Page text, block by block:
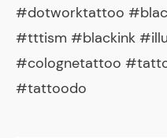
#dotworktattoo
#tttism #blackink
#colognetattoo
#tattoodo